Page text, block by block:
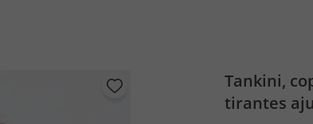
Tankini,
tirantes